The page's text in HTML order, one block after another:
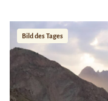
Bild des Tages